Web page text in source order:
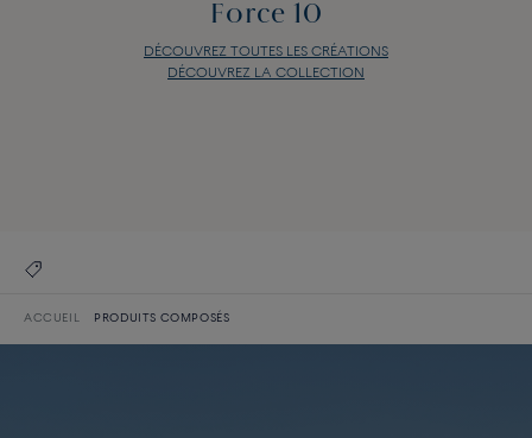
Force 10
DÉCOUVREZ TOUTES LES CRÉATIONS
DÉCOUVREZ LA COLLECTION
ACCUEIL PRODUITS COMPOSÉS